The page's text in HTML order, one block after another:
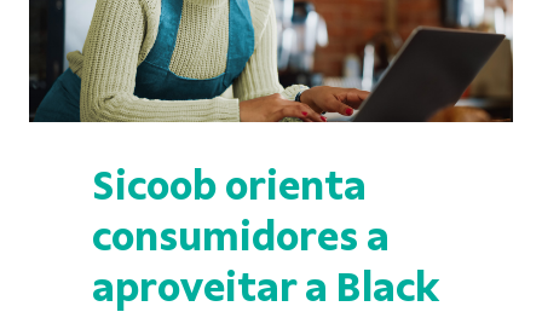
Sicoob orienta
consumidores a
aproveitar a Black